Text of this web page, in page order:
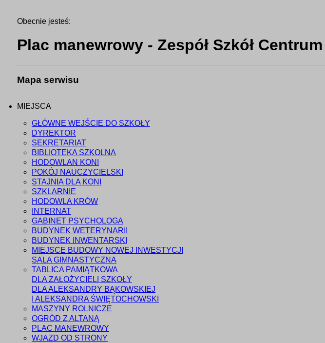
Obecnie jesteś:
Plac manewrowy - Zespół Szkół
Mapa serwisu
MIEJSCA
GŁÓWNE WEJŚCIE DO SZKOŁY
DYREKTOR
SEKRETARIAT
BIBLIOTEKA SZKOLNA
HODOWLAN KONI
POKÓJ NAUCZYCIELSKI
STAJNIA DLA KONI
SZKLARNIE
HODOWLA KRÓW
INTERNAT
GABINET PSYCHOLOGA
BUDYNEK WETERYNARII
BUDYNEK INWENTARSKI
MIEJSCE BUDOWY NOWEJ INWESTYCJI
SALA GIMNASTYCZNA
TABLICA PAMIĄTKOWA
DLA ZAŁOŻYCIELI SZKOŁY
DLA ALEKSANDRY BĄKOWSKIEJ
I ALEKSANDRA ŚWIĘTOCHOWSKI
MASZYNY ROLNICZE
OGRÓD Z ALTANĄ
PLAC MANEWROWY
WJAZD OD STRONY